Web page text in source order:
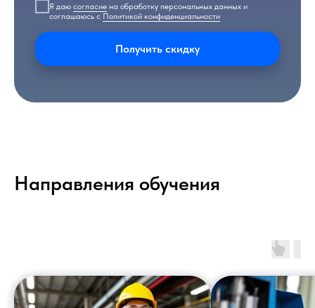
Я даю согласие на обработку персональных данных и
соглашаюсь с Политикой конфиденциальности
Получить скидку
Направления обучения